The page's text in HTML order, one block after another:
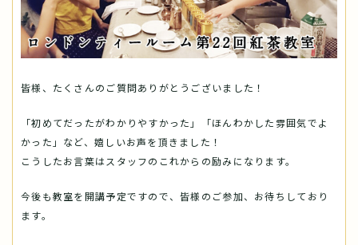
皆様、たくさんのご質問ありがとうございました！
「初めてだったがわかりやすかった」「ほんわかした雰囲気でよ
かった」など、嬉しいお声を頂きました！
こうしたお言葉はスタッフのこれからの励みになります。
今後も教室を開講予定ですので、皆様のご参加、お待ちしており
ます。